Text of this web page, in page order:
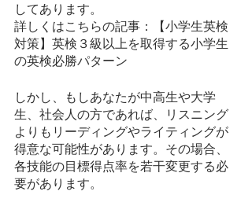
してあります。
詳しくはこちらの記事：【小学生英検
対策】英検３級以上を取得する小学生
の英検必勝パターン
しかし、もしあなたが中高生や大学
生、社会人の方であれば、リスニング
よりもリーディングやライティングが
得意な可能性があります。その場合、
各技能の目標得点率を若干変更する必
要があります。